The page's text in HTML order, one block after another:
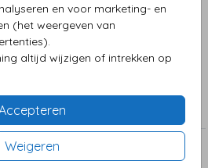
en voor marketing- en
(het weergeven van
altijd wijzigen of intrekken op
Weigeren
met takjes